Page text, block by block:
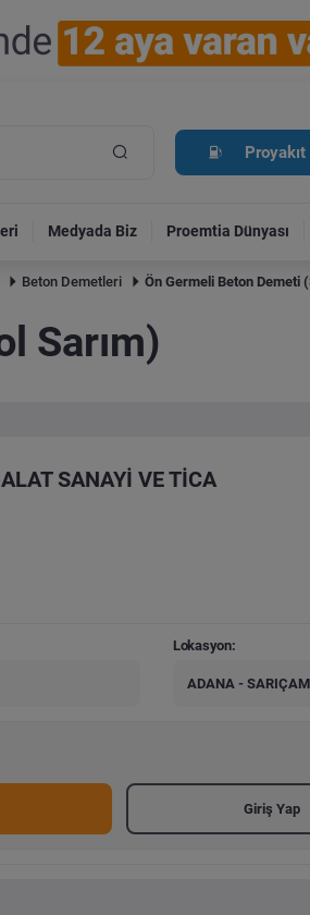
Proyakıt
Medyada Biz Proemtia Dünyası
Beton Demetleri Ön Germeli Beton Demeti
Sarım)
SANAYİ VE TİCA
Lokasyon:
ADANA - SARIÇAM
Giriş Yap